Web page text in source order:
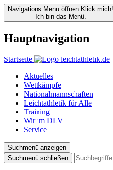
Navigations Menu öffnen Klick mich!
Ich bin das Menü.
Hauptnavigation
Startseite
Aktuelles
Wettkämpfe
Nationalmannschaften
Leichtathletik für Alle
Training
Wir im DLV
Service
Suchmenü anzeigen
Suchmenü schließen